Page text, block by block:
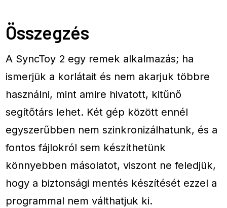
Összegzés
A SyncToy 2 egy remek alkalmazás; ha
ismerjük a korlátait és nem akarjuk többre
használni, mint amire hivatott, kitűnő
segítőtárs lehet. Két gép között ennél
egyszerűbben nem szinkronizálhatunk, és a
fontos fájlokról sem készíthetünk
könnyebben másolatot, viszont ne feledjük,
hogy a biztonsági mentés készítését ezzel a
programmal nem válthatjuk ki.